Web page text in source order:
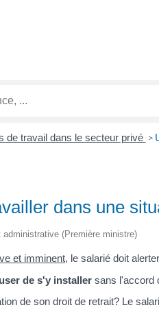
de travail dans le secteur privé >
dans une
(Première ministre)
et imminent, le salarié doit
de s'y installer sans l'accord
de son droit de retrait? Le